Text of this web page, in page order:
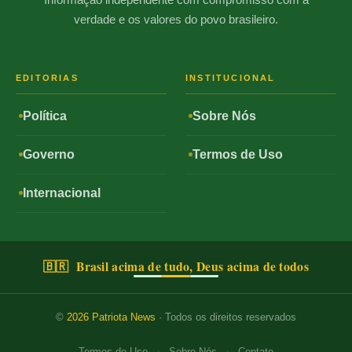
verdade e os valores do povo brasileiro.
EDITORIAS
Política
Governo
Internacional
INSTITUCIONAL
Sobre Nós
Termos de Uso
🇧🇷 Brasil acima de tudo, Deus acima de todos
© 2026 Patriota News · Todos os direitos reservados